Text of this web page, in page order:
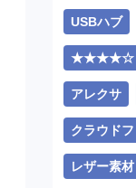
USBハブ
★★★★☆
アレクサ
クラウド
レザー素材